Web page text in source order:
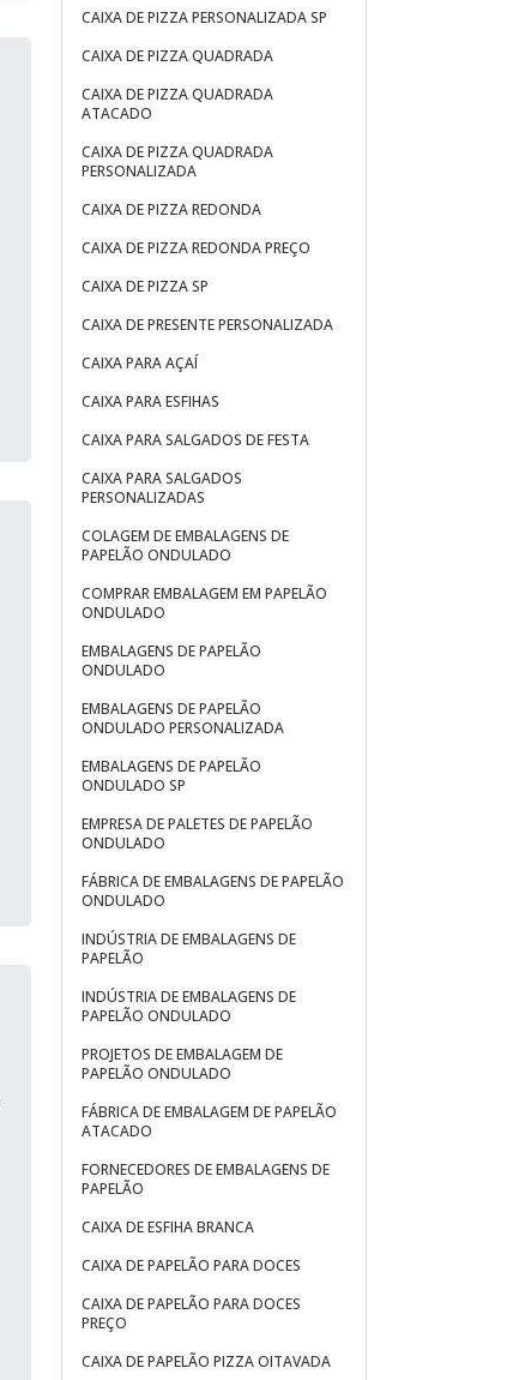
CAIXA DE PIZZA PERSONALIZADA SP
CAIXA DE PIZZA QUADRADA
CAIXA DE PIZZA QUADRADA
ATACADO
CAIXA DE PIZZA QUADRADA
PERSONALIZADA
CAIXA DE PIZZA REDONDA
CAIXA DE PIZZA REDONDA PREÇO
CAIXA DE PIZZA SP
CAIXA DE PRESENTE PERSONALIZADA
CAIXA PARA AÇAÍ
CAIXA PARA ESFIHAS
CAIXA PARA SALGADOS DE FESTA
CAIXA PARA SALGADOS
PERSONALIZADAS
COLAGEM DE EMBALAGENS DE
PAPELÃO ONDULADO
COMPRAR EMBALAGEM EM PAPELÃO
ONDULADO
EMBALAGENS DE PAPELÃO
ONDULADO
EMBALAGENS DE PAPELÃO
ONDULADO PERSONALIZADA
EMBALAGENS DE PAPELÃO
ONDULADO SP
EMPRESA DE PALETES DE PAPELÃO
ONDULADO
FÁBRICA DE EMBALAGENS DE PAPELÃO
ONDULADO
INDÚSTRIA DE EMBALAGENS DE
PAPELÃO
INDÚSTRIA DE EMBALAGENS DE
PAPELÃO ONDULADO
PROJETOS DE EMBALAGEM DE
PAPELÃO ONDULADO
FÁBRICA DE EMBALAGEM DE PAPELÃO
ATACADO
FORNECEDORES DE EMBALAGENS DE
PAPELÃO
CAIXA DE ESFIHA BRANCA
CAIXA DE PAPELÃO PARA DOCES
CAIXA DE PAPELÃO PARA DOCES
PREÇO
CAIXA DE PAPELÃO PIZZA OITAVADA